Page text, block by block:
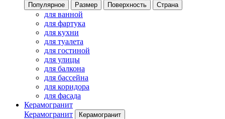
Популярное
Размер Поверхность Страна
для ванной
для фартука
для кухни
для туалета
для гостиной
для улицы
для балкона
для бассейна
для коридора
для фасада
Керамогранит
Керамогранит
Керамогранит